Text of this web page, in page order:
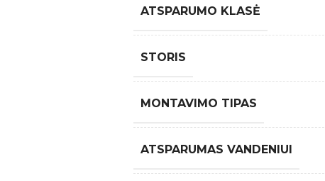
ATSPARUMO KLASĖ
STORIS
MONTAVIMO TIPAS
ATSPARUMAS VANDENIUI